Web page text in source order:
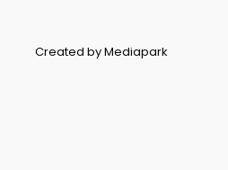
Created by Mediapark